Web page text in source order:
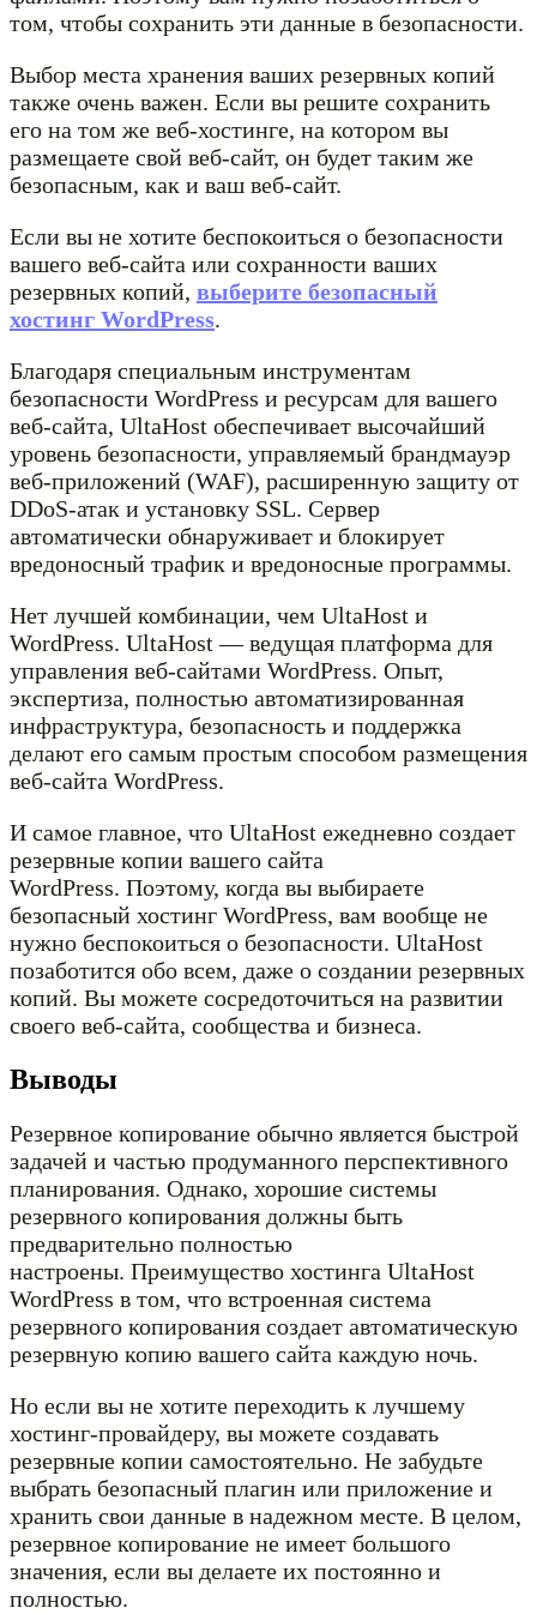
том, чтобы сохранить эти данные в безопасности.
Выбор места хранения ваших резервных копий
также очень важен. Если вы решите сохранить
его на том же веб-хостинге, на котором вы
размещаете свой веб-сайт, он будет таким же
безопасным, как и ваш веб-сайт.
Если вы не хотите беспокоиться о безопасности
вашего веб-сайта или сохранности ваших
резервных копий, выберите безопасный
хостинг WordPress.
Благодаря специальным инструментам
безопасности WordPress и ресурсам для вашего
веб-сайта, UltaHost обеспечивает высочайший
уровень безопасности, управляемый брандмауэр
веб-приложений (WAF), расширенную защиту от
DDoS-атак и установку SSL. Сервер
автоматически обнаруживает и блокирует
вредоносный трафик и вредоносные программы.
Нет лучшей комбинации, чем UltaHost и
WordPress. UltaHost — ведущая платформа для
управления веб-сайтами WordPress. Опыт,
экспертиза, полностью автоматизированная
инфраструктура, безопасность и поддержка
делают его самым простым способом размещения
веб-сайта WordPress.
И самое главное, что UltaHost ежедневно создает
резервные копии вашего сайта
WordPress. Поэтому, когда вы выбираете
безопасный хостинг WordPress, вам вообще не
нужно беспокоиться о безопасности. UltaHost
позаботится обо всем, даже о создании резервных
копий. Вы можете сосредоточиться на развитии
своего веб-сайта, сообщества и бизнеса.
Выводы
Резервное копирование обычно является быстрой
задачей и частью продуманного перспективного
планирования. Однако, хорошие системы
резервного копирования должны быть
предварительно полностью
настроены. Преимущество хостинга UltaHost
WordPress в том, что встроенная система
резервного копирования создает автоматическую
резервную копию вашего сайта каждую ночь.
Но если вы не хотите переходить к лучшему
хостинг-провайдеру, вы можете создавать
резервные копии самостоятельно. Не забудьте
выбрать безопасный плагин или приложение и
хранить свои данные в надежном месте. В целом,
резервное копирование не имеет большого
значения, если вы делаете их постоянно и
полностью.